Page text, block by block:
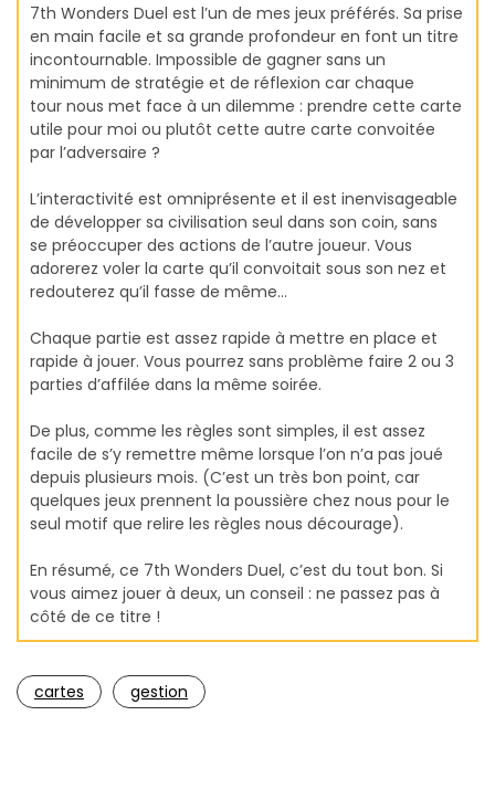
7th Wonders Duel est l’un de mes jeux préférés. Sa prise
en main facile et sa grande profondeur en font un titre
incontournable. Impossible de gagner sans un
minimum de stratégie et de réflexion car chaque
tour nous met face à un dilemme : prendre cette carte
utile pour moi ou plutôt cette autre carte convoitée
par l’adversaire ?
L’interactivité est omniprésente et il est inenvisageable
de développer sa civilisation seul dans son coin, sans
se préoccuper des actions de l’autre joueur. Vous
adorerez voler la carte qu’il convoitait sous son nez et
redouterez qu’il fasse de même…
Chaque partie est assez rapide à mettre en place et
rapide à jouer. Vous pourrez sans problème faire 2 ou 3
parties d’affilée dans la même soirée.
De plus, comme les règles sont simples, il est assez
facile de s’y remettre même lorsque l’on n’a pas joué
depuis plusieurs mois. (C’est un très bon point, car
quelques jeux prennent la poussière chez nous pour le
seul motif que relire les règles nous décourage).
En résumé, ce 7th Wonders Duel, c’est du tout bon. Si
vous aimez jouer à deux, un conseil : ne passez pas à
côté de ce titre !
cartes gestion